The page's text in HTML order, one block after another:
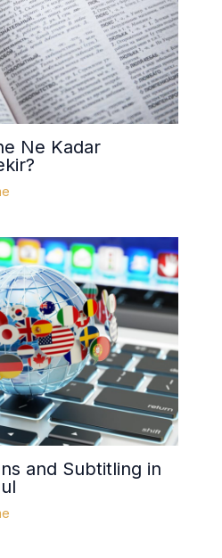
Ne Kadar
and Subtitling in